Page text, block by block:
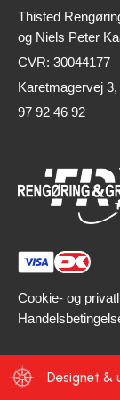
Thisted
og Niels Peter
CVR: 30044177
Karetmagervej
97 92 46 92
Cookie- og
Designet &